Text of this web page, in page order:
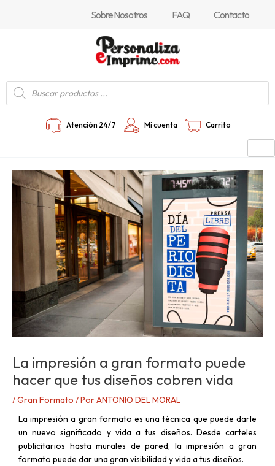
Sobre Nosotros FAQ Contacto
Búsqueda
de
productos
Atención 24/7 Mi cuenta Carrito
La impresión a gran formato puede
hacer que tus diseños cobren vida
/Gran Formato / PorANTONIO DEL MORAL
La impresión a gran formato es una técnica que puede darle
un nuevo significado y vida a tus diseños. Desde carteles
publicitarios hasta murales de pared, la impresión a gran
formato puede dar una gran visibilidad y vida a tus diseños.